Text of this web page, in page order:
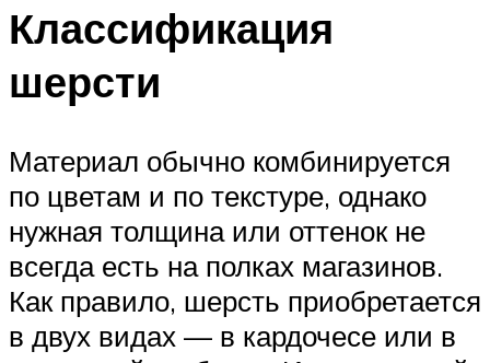
Классификация
шерсти
Материал обычно комбинируется
по цветам и по текстуре, однако
нужная толщина или оттенок не
всегда есть на полках магазинов.
Как правило, шерсть приобретается
в двух видах — в кардочесе или в